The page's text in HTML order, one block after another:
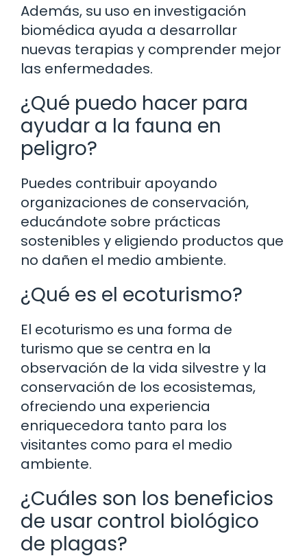
Además, su uso en investigación
biomédica ayuda a desarrollar
nuevas terapias y comprender mejor
las enfermedades.
¿Qué puedo hacer para
ayudar a la fauna en
peligro?
Puedes contribuir apoyando
organizaciones de conservación,
educándote sobre prácticas
sostenibles y eligiendo productos que
no dañen el medio ambiente.
¿Qué es el ecoturismo?
El ecoturismo es una forma de
turismo que se centra en la
observación de la vida silvestre y la
conservación de los ecosistemas,
ofreciendo una experiencia
enriquecedora tanto para los
visitantes como para el medio
ambiente.
¿Cuáles son los beneficios
de usar control biológico
de plagas?